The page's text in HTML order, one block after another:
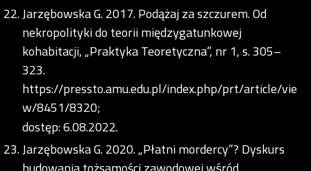
Jarzębowska G. 2017. Podążaj za szczurem. Od
nekropolityki do teorii międzygatunkowej
kohabitacji, „Praktyka Teoretyczna”, nr 1, s. 305–
323.
https://pressto.amu.edu.pl/index.php/prt/article/vie
w/8451/8320;
dostęp: 6.08.2022.
Jarzębowska G. 2020. „Płatni mordercy”? Dyskurs